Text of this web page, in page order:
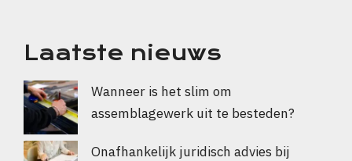
Laatste nieuws
Wanneer is het slim om
assemblagewerk uit te besteden?
Onafhankelijk juridisch advies bij